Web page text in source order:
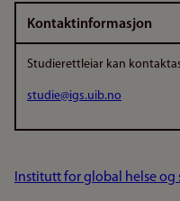
Kontaktinformasjon
Studierettleiar kan
studie@igs.uib.no
Institutt for global helse